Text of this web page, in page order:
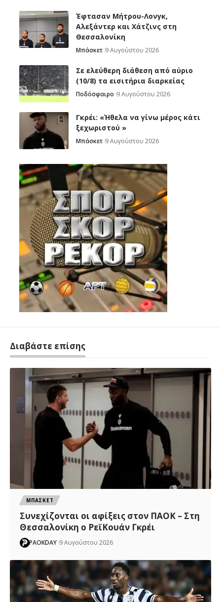
Έφτασαν Μήτρου-Λονγκ,
Αλεξάντερ και Χάτζινς στη
Θεσσαλονίκη
Μπάσκετ 9 Αυγούστου 2026
Σε ελεύθερη διάθεση από αύριο
(10/8) τα εισιτήρια διαρκείας
Ποδόσφαιρο 9 Αυγούστου 2026
Γκρέι: «Ήθελα να γίνω μέρος κάτι
ξεχωριστού »
Μπάσκετ 9 Αυγούστου 2026
Διαβάστε επίσης
ΜΠΑΣΚΕΤ
Συνεχίζονται οι αφίξεις στον ΠΑΟΚ – Στη
Θεσσαλονίκη ο ΡεϊΚουάν Γκρέι
PAOKDAY 9 Αυγούστου 2026